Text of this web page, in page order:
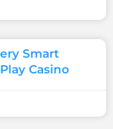
Smart
Casino